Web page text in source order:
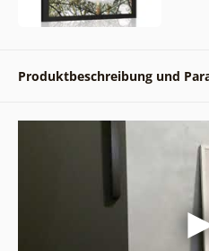
Produktbeschreibung und